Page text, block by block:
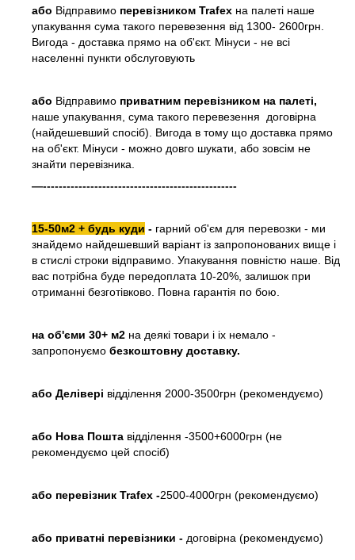
або Відправимо перевізником Trafex на палеті наше
упакування сума такого перевезення від 1300- 2600грн.
Вигода - доставка прямо на об'єкт. Мінуси - не всі
населенні пункти обслуговують
або Відправимо приватним перевізником на палеті,
наше упакування, сума такого перевезення договірна
(найдешевший спосіб). Вигода в тому що доставка прямо
на об'єкт. Мінуси - можно довго шукати, або зовсім не
знайти перевізника.
—-------------------------------------------------
15-50м2 + будь куди - гарний об'єм для перевозки - ми
знайдемо найдешевший варіант із запропонованих вище і
в стислі строки відправимо. Упакування повністю наше. Від
вас потрібна буде передоплата 10-20%, залишок при
отриманні безготівково. Повна гарантія по бою.
на об'єми 30+ м2 на деякі товари і іх немало -
запропонуємо безкоштовну доставку.
або Делівері відділення 2000-3500грн (рекомендуємо)
або Нова Пошта відділення -3500+6000грн (не
рекомендуємо цей спосіб)
або перевізник Trafex -2500-4000грн (рекомендуємо)
або приватні перевізники - договірна (рекомендуємо)